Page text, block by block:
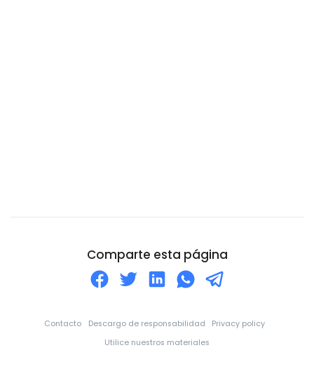
Costa Rica
Comparte esta página
Contacto Descargo de responsabilidad
Privacy policy
Utilice nuestros materiales